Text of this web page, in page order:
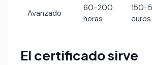
Avanzado
60-200
horas
150-
euros
El certificado sirve